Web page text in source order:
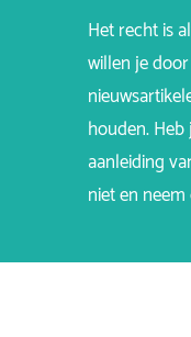
Het recht is
willen je
houden.
aanleiding
niet en